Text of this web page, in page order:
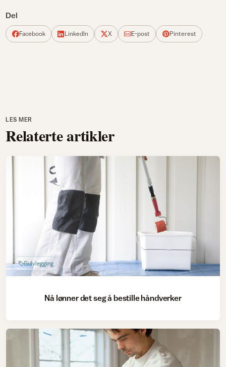
Del
Facebook LinkedIn X E-post Pinterest
LES MER
Relaterte artikler
Gulvlegging
Nå lønner det seg å bestille håndverker